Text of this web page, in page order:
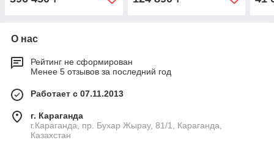
О нас
Рейтинг не сформирован
Менее 5 отзывов за последний год
Работает с 07.11.2013
г. Караганда
г.Караганда, пр. Бухар Жырау, 81/1, Караганда,
Казахстан